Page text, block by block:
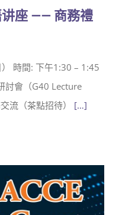
讲座 —— 商務禮
時間: 下午1:30 – 1:45
討會（G40 Lecture
流（茶點招待） […]